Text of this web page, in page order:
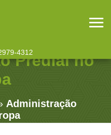
4312
Predial no
Administração